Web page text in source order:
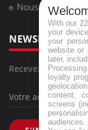
Nous contacter
NEWSLETTER
Recevez toutes
With our
your
your
website or
later,
loyalty
content,
screens
audiences.